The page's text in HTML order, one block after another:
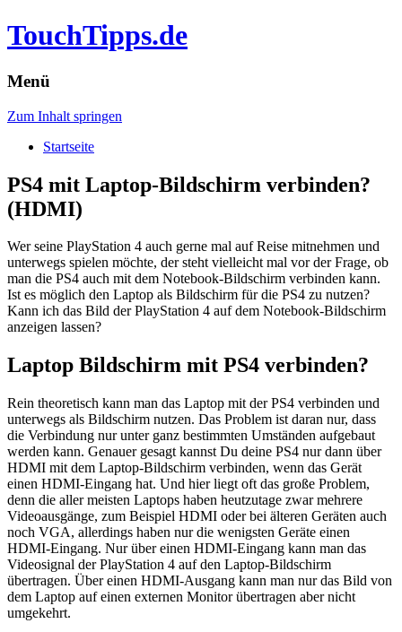
TouchTipps.de
Menü
Zum Inhalt springen
Startseite
PS4 mit Laptop-Bildschirm verbinden?
(HDMI)
Wer seine PlayStation 4 auch gerne mal auf Reise mitnehmen und
unterwegs spielen möchte, der steht vielleicht mal vor der Frage, ob
man die PS4 auch mit dem Notebook-Bildschirm verbinden kann.
Ist es möglich den Laptop als Bildschirm für die PS4 zu nutzen?
Kann ich das Bild der PlayStation 4 auf dem Notebook-Bildschirm
anzeigen lassen?
Laptop Bildschirm mit PS4 verbinden?
Rein theoretisch kann man das Laptop mit der PS4 verbinden und
unterwegs als Bildschirm nutzen. Das Problem ist daran nur, dass
die Verbindung nur unter ganz bestimmten Umständen aufgebaut
werden kann. Genauer gesagt kannst Du deine PS4 nur dann über
HDMI mit dem Laptop-Bildschirm verbinden, wenn das Gerät
einen HDMI-Eingang hat. Und hier liegt oft das große Problem,
denn die aller meisten Laptops haben heutzutage zwar mehrere
Videoausgänge, zum Beispiel HDMI oder bei älteren Geräten auch
noch VGA, allerdings haben nur die wenigsten Geräte einen
HDMI-Eingang. Nur über einen HDMI-Eingang kann man das
Videosignal der PlayStation 4 auf den Laptop-Bildschirm
übertragen. Über einen HDMI-Ausgang kann man nur das Bild von
dem Laptop auf einen externen Monitor übertragen aber nicht
umgekehrt.